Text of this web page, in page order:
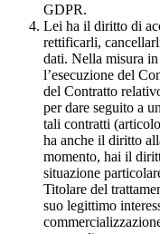
GDPR.
Lei ha il diritto di
rettificarli,
dati. Nella misura
l’esecuzione del
del Contratto
per dare seguito a
tali contratti
ha anche il diritto
momento, hai il
situazione
Titolare del
suo legittimo